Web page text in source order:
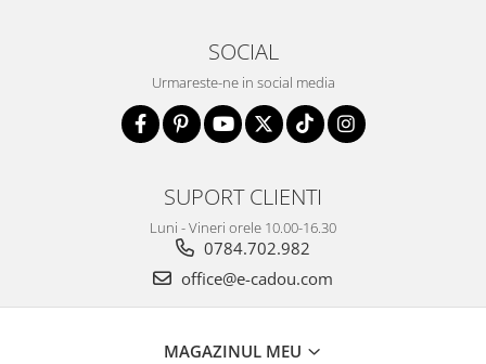
SOCIAL
Urmareste-ne in social media
SUPORT CLIENTI
Luni - Vineri orele 10.00-16.30
0784.702.982
office@e-cadou.com
MAGAZINUL MEU